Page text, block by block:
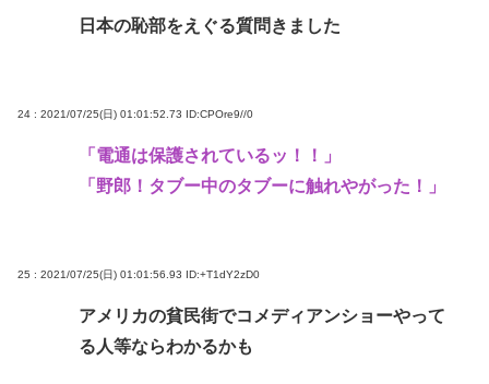
日本の恥部をえぐる質問きました
24 : 2021/07/25(日) 01:01:52.73 ID:CPOre9//0
「電通は保護されているッ！！」
「野郎！タブー中のタブーに触れやがった！」
25 : 2021/07/25(日) 01:01:56.93 ID:+T1dY2zD0
アメリカの貧民街でコメディアンショーやって
る人等ならわかるかも